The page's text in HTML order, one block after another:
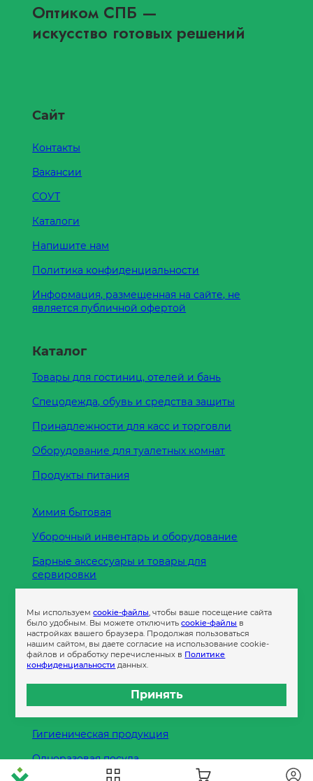
Оптиком СПБ —
искусство готовых решений
Сайт
Контакты
Вакансии
СОУТ
Каталоги
Напишите нам
Политика конфиденциальности
Информация, размещенная на сайте, не
является публичной офертой
Каталог
Товары для гостиниц, отелей и бань
Спецодежда, обувь и средства защиты
Принадлежности для касс и торговли
Оборудование для туалетных комнат
Продукты питания
Химия бытовая
Уборочный инвентарь и оборудование
Барные аксессуары и товары для
сервировки
Пленка
Пакеты и сумки
Контейнеры
Бумага офисная
Гигиеническая продукция
Одноразовая посуда
Мы используемcookie-файлы, чтобы ваше посещение сайта
было удобным. Вы можете отключитьcookie-файлы в
настройках вашего браузера. Продолжая пользоваться
нашим сайтом, вы даете согласие на использование cookie-
файлов и обработку перечисленных в Политике
конфиденциальности данных.
Принять